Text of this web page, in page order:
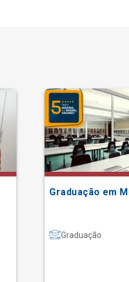
Graduação em
Graduação